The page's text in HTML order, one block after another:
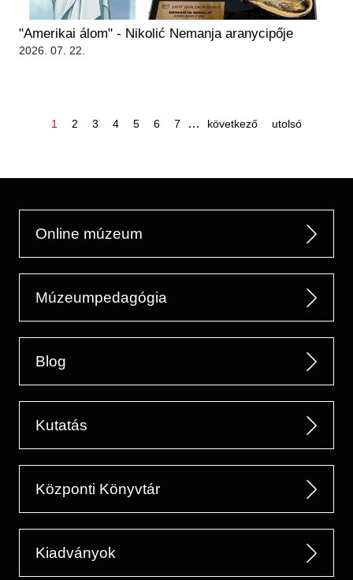
"Amerikai álom" - Nikolić Nemanja aranycipője
2026. 07. 22.
oldal
1 oldal
2 oldal
3 oldal
4 oldal
5 oldal
6 oldal
7 …
következő
következő
utolsó
utolsó
Online múzeum
Múzeumpedagógia
Blog
Kutatás
Központi Könyvtár
Kiadványok